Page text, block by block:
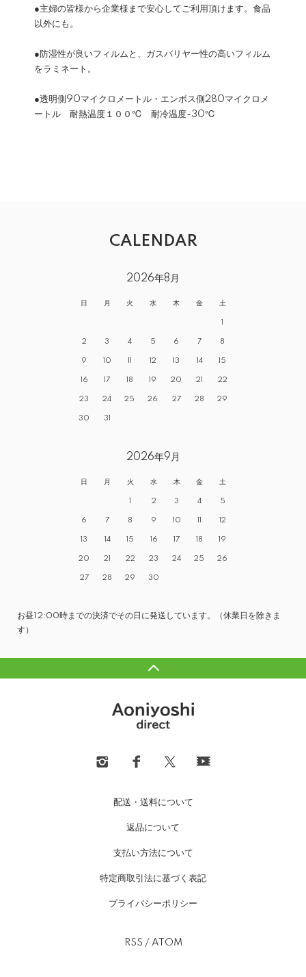
●主婦の皆様から企業様まで安心してご利用頂けます。食品
以外にも。
●防湿性が良いフィルムと、ガスバリヤー性の高いフィルム
をラミネート。
●透明側90マイクロメートル・エンボス側280マイクロメ
ートル 耐熱温度１００℃ 耐冷温度-30℃
CALENDAR
2026年8月
日 月 火 水 木 金 土
1
2 3 4 5 6 7 8
9 10 11 12 13 14 15
16 17 18 19 20 21 22
23 24 25 26 27 28 29
30 31
2026年9月
日 月 火 水 木 金 土
1 2 3 4 5
6 7 8 9 10 11 12
13 14 15 16 17 18 19
20 21 22 23 24 25 26
27 28 29 30
お昼12:00時までの決済でその日に発送しています。（休業日を除きま
す）
配送・送料について
返品について
支払い方法について
特定商取引法に基づく表記
プライバシーポリシー
RSS / ATOM